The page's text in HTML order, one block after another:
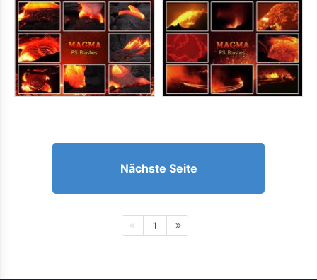
Nächste Seite
1